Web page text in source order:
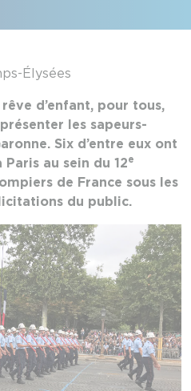
Élysées
d’enfant, pour tous,
les sapeurs-
Six d’entre eux ont
au sein du 12e
de France sous les
du public.